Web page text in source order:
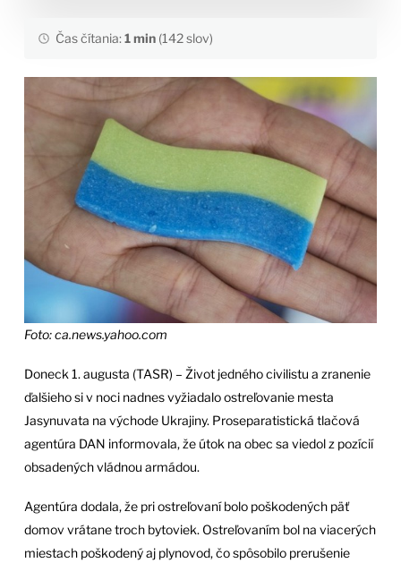
Čas čítania:1 min(142 slov)
Foto: ca.news.yahoo.com
Doneck 1. augusta (TASR) – Život jedného civilistu a zranenie
ďalšieho si v noci nadnes vyžiadalo ostreľovanie mesta
Jasynuvata na východe Ukrajiny. Proseparatistická tlačová
agentúra DAN informovala, že útok na obec sa viedol z pozícií
obsadených vládnou armádou.
Agentúra dodala, že pri ostreľovaní bolo poškodených päť
domov vrátane troch bytoviek. Ostreľovaním bol na viacerých
miestach poškodený aj plynovod, čo spôsobilo prerušenie